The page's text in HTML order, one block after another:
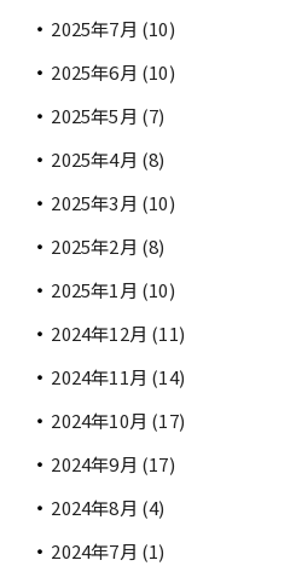
2025年7月 (10)
2025年6月 (10)
2025年5月 (7)
2025年4月 (8)
2025年3月 (10)
2025年2月 (8)
2025年1月 (10)
2024年12月 (11)
2024年11月 (14)
2024年10月 (17)
2024年9月 (17)
2024年8月 (4)
2024年7月 (1)